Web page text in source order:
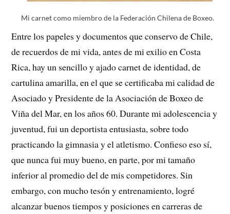
Mi carnet como miembro de la Federación Chilena de Boxeo.
Entre los papeles y documentos que conservo de Chile,
de recuerdos de mi vida, antes de mi exilio en Costa
Rica, hay un sencillo y ajado carnet de identidad, de
cartulina amarilla, en el que se certificaba mi calidad de
Asociado y Presidente de la Asociación de Boxeo de
Viña del Mar, en los años 60. Durante mi adolescencia y
juventud, fui un deportista entusiasta, sobre todo
practicando la gimnasia y el atletismo. Confieso eso sí,
que nunca fui muy bueno, en parte, por mi tamaño
inferior al promedio del de mis competidores. Sin
embargo, con mucho tesón y entrenamiento, logré
alcanzar buenos tiempos y posiciones en carreras de